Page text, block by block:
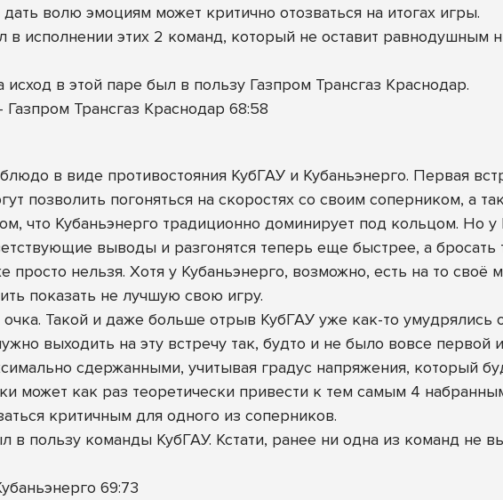
волю эмоциям может критично отозваться на итогах игры.
в исполнении этих 2 команд, который не оставит равнодушным
в этой паре был в пользу Газпром Трансгаз Краснодар.
Трансгаз Краснодар 68:58
в виде противостояния КубГАУ и Кубаньэнерго. Первая
позволить погоняться на скоростях со своим соперником, а
что Кубаньэнерго традиционно доминирует под кольцом. Но
выводы и разгонятся теперь еще быстрее, а бросать
просто нельзя. Хотя у Кубаньэнерго, возможно, есть на то своё
показать не лучшую свою игру.
Такой и даже больше отрыв КубГАУ уже как-то умудрялись
выходить на эту встречу так, будто и не было вовсе первой
сдержанными, учитывая градус напряжения, который
может как раз теоретически привести к тем самым 4
критичным для одного из соперников.
в пользу команды КубГАУ. Кстати, ранее ни одна из команд не
69:73